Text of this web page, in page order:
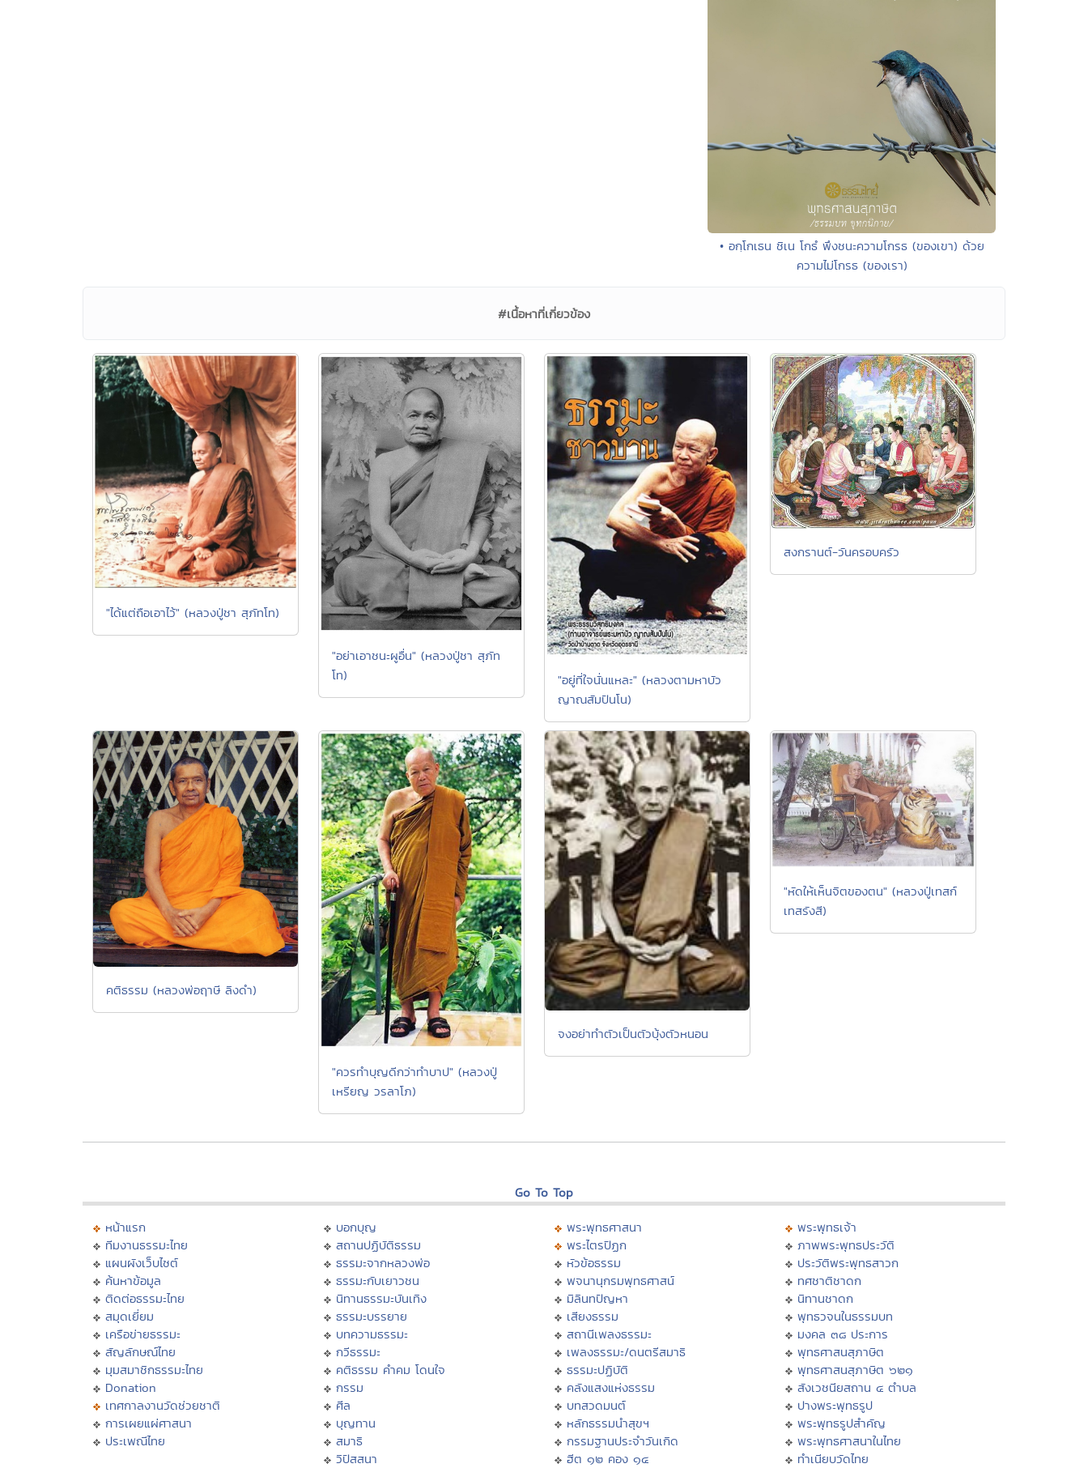
• อกฺโกเธน ชิเน โกธํ พึงชนะความโกรธ (ของเขา) ด้วย
ความไม่โกรธ (ของเรา)
#เนื้อหาที่เกี่ยวข้อง
"ได้แต่ถือเอาไว้" (หลวงปู่ชา สุภัทโท)
"อย่าเอาชนะผูอื่น" (หลวงปู่ชา สุภัท
โท)
"อยู่ที่ใจนั่นแหละ" (หลวงตามหาบัว
ญาณสัมปันโน)
สงกรานต์-วันครอบครัว
คติธรรม (หลวงพ่อฤาษี ลิงดำ)
"ควรทำบุญดีกว่าทำบาป" (หลวงปู่
เหรียญ วรลาโภ)
จงอย่าทำตัวเป็นตัวบุ้งตัวหนอน
"หัดให้เห็นจิตของตน" (หลวงปู่เทสก์
เทสรังสี)
Go To Top
หน้าแรก
ทีมงานธรรมะไทย
แผนผังเว็บไซต์
ค้นหาข้อมูล
ติดต่อธรรมะไทย
สมุดเยี่ยม
เครือข่ายธรรมะ
สัญลักษณ์ไทย
มุมสมาชิกธรรมะไทย
Donation
เทศกาลงานวัดช่วยชาติ
การเผยแผ่ศาสนา
ประเพณีไทย
บอกบุญ
สถานปฏิบัติธรรม
ธรรมะจากหลวงพ่อ
ธรรมะกับเยาวชน
นิทานธรรมะบันเทิง
ธรรมะบรรยาย
บทความธรรมะ
กวีธรรมะ
คติธรรม คำคม โดนใจ
กรรม
ศีล
บุญทาน
สมาธิ
วิปัสสนา
พระพุทธศาสนา
พระไตรปิฏก
หัวข้อธรรม
พจนานุกรมพุทธศาสน์
มิลินทปัญหา
เสียงธรรม
สถานีเพลงธรรมะ
เพลงธรรมะ/ดนตรีสมาธิ
ธรรมะปฏิบัติ
คลังแสงแห่งธรรม
บทสวดมนต์
หลักธรรมนำสุขฯ
กรรมฐานประจำวันเกิด
ฮีต ๑๒ คอง ๑๔
พระพุทธเจ้า
ภาพพระพุทธประวัติ
ประวัติพระพุทธสาวก
ทศชาติชาดก
นิทานชาดก
พุทธวจนในธรรมบท
มงคล ๓๘ ประการ
พุทธศาสนสุภาษิต
พุทธศาสนสุภาษิต ๖๒๑
สังเวชนียสถาน ๔ ตำบล
ปางพระพุทธรูป
พระพุทธรูปสำคัญ
พระพุทธศาสนาในไทย
ทำเนียบวัดไทย